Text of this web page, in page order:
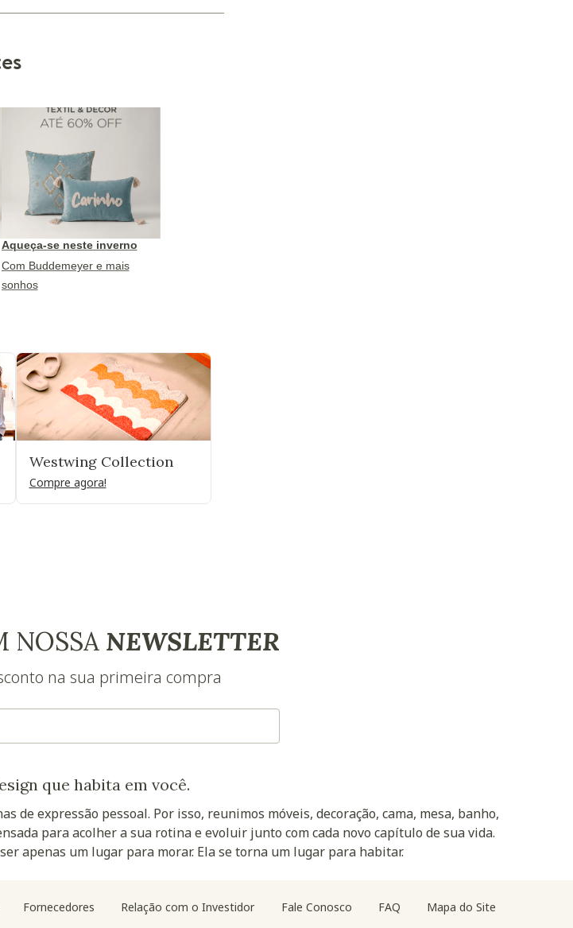
Aqueça-se neste inverno
Com Buddemeyer e mais
sonhos
Westwing Collection
Compre agora!
NOSSA NEWSLETTER
na sua primeira compra
que habita em você.
de expressão pessoal. Por isso, reunimos móveis, decoração, cama, mesa, banho,
para acolher a sua rotina e evoluir junto com cada novo capítulo de sua vida.
apenas um lugar para morar. Ela se torna um lugar para habitar.
Fornecedores Relação com o Investidor Fale Conosco FAQ Mapa do Site